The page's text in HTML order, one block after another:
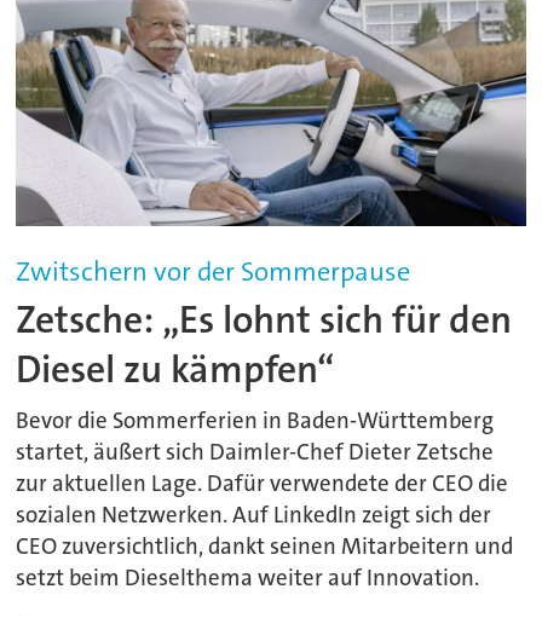
Zwitschern vor der Sommerpause
Zetsche: „Es lohnt sich für den
Diesel zu kämpfen“
Bevor die Sommerferien in Baden-Württemberg
startet, äußert sich Daimler-Chef Dieter Zetsche
zur aktuellen Lage. Dafür verwendete der CEO die
sozialen Netzwerken. Auf LinkedIn zeigt sich der
CEO zuversichtlich, dankt seinen Mitarbeitern und
setzt beim Dieselthema weiter auf Innovation.